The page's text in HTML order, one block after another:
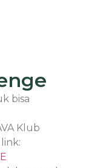
bisa
Klub